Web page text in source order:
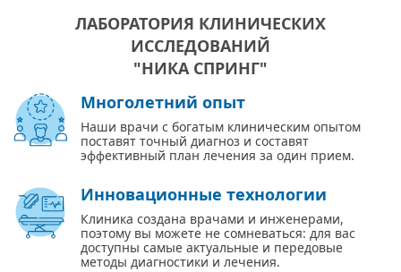
ЛАБОРАТОРИЯ КЛИНИЧЕСКИХ
ИССЛЕДОВАНИЙ
"НИКА СПРИНГ"
Многолетний опыт
Наши врачи с богатым клиническим опытом
поставят точный диагноз и составят
эффективный план лечения за один прием.
Инновационные технологии
Клиника создана врачами и инженерами,
поэтому вы можете не сомневаться: для вас
доступны самые актуальные и передовые
методы диагностики и лечения.